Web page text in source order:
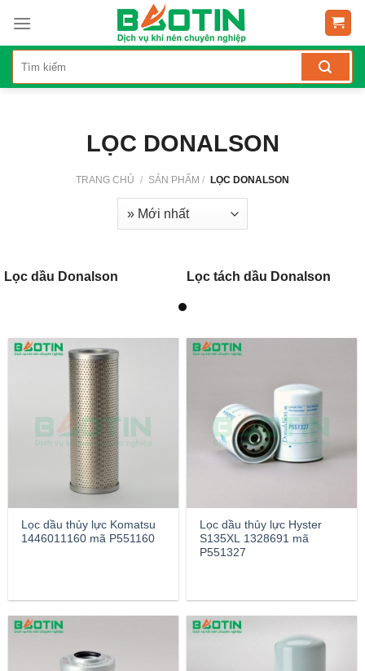
content
LỌC DONALSON
TRANG CHỦ / SẢN PHẨM / LỌC DONALSON
Lọc dầu Donalson Lọc tách dầu Donalson
Lọc dầu thủy lực Komatsu
1446011160 mã P551160
Lọc dầu thủy lực Hyster
S135XL 1328691 mã
P551327